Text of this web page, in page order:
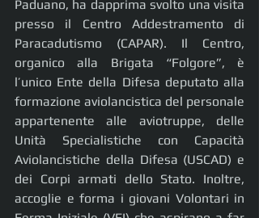
Paduano, ha dapprima svolto una visita
presso il Centro Addestramento di
Paracadutismo (CAPAR). Il Centro,
organico alla Brigata “Folgore”, è
l’unico Ente della Difesa deputato alla
formazione aviolancistica del personale
appartenente alle aviotruppe, delle
Unità Specialistiche con Capacità
Aviolancistiche della Difesa (USCAD) e
dei Corpi armati dello Stato. Inoltre,
accoglie e forma i giovani Volontari in